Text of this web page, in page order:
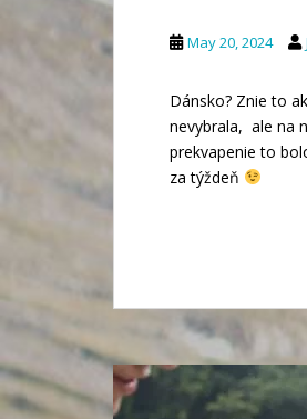
May 20, 2024
Dánsko? Znie to
nevybrala, ale na
prekvapenie to
za týždeň